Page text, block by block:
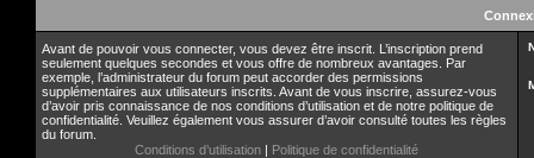
Avant de pouvoir vous connecter, vous devez être inscrit. L’inscription prend
seulement quelques secondes et vous offre de nombreux avantages. Par
exemple, l’administrateur du forum peut accorder des permissions
supplémentaires aux utilisateurs inscrits. Avant de vous inscrire, assurez-vous
d’avoir pris connaissance de nos conditions d’utilisation et de notre politique de
confidentialité. Veuillez également vous assurer d’avoir consulté toutes les règles
du forum.
Conditions d’utilisation | Politique de confidentialité